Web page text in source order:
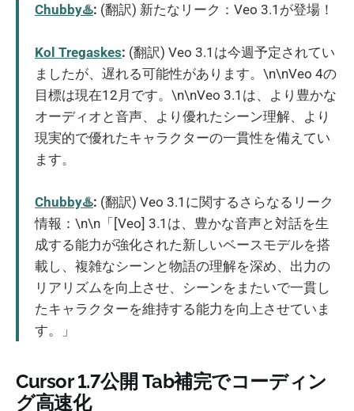
Chubby♨️: (翻訳) 新たなリーク：Veo 3.1が登場！
Kol Tregaskes: (翻訳) Veo 3.1は今週予定されてい
ましたが、遅れる可能性があります。\n\nVeo 4の
目標は現在12月です。\n\nVeo 3.1は、より豊かな
オーディオと音声、より優れたシーン理解、より
現実的で優れたキャラクターの一貫性を備えてい
ます。
Chubby♨️: (翻訳) Veo 3.1に関するさらなるリーク
情報：\n\n「[Veo] 3.1は、豊かな音声と対話を生
成する能力が強化された新しいベースモデルを搭
載し、複雑なシーンと物語の理解を深め、出力の
リアリズムを向上させ、シーンをまたいで一貫し
たキャラクターを維持する能力を向上させていま
す。」
Cursor 1.7公開 Tab補完でコーディン
グ高速化